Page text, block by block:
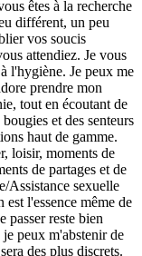
êtes à la recherche
différent, un peu
vos soucis
attendiez. Je vous
l'hygiène. Je peux me
prendre mon
tout en écoutant de
et des senteurs
haut de gamme.
loisir, moments de
de partages et de
Assistance sexuelle
l'essence même de
passer reste bien
peux m'abstenir de
des plus discrets.